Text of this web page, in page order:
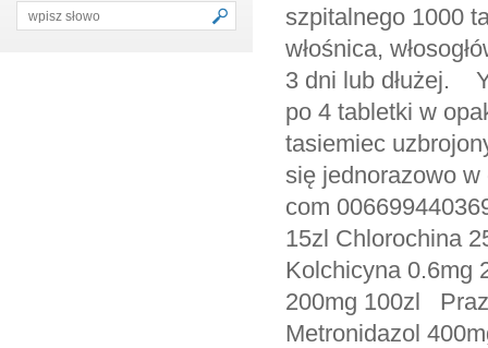
szpitalnego 1000
włośnica,
3 dni lub dłużej.
po 4 tabletki w
tasiemiec
się jednorazowo
com
15zl Chlorochina
Kolchicyna 0.6mg
200mg 100zl
Metronidazol